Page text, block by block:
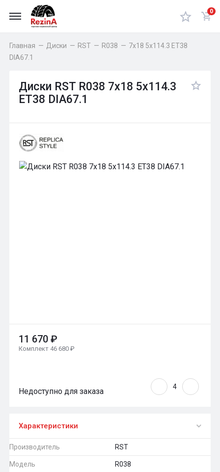
0
Главная — Диски — RST — R038 — 7x18 5x114.3 ET38
DIA67.1
Диски RST R038 7x18 5x114.3
ET38 DIA67.1
11 670 ₽
Комплект 46 680 ₽
Недоступно для заказа
Характеристики
Производитель RST
Модель R038